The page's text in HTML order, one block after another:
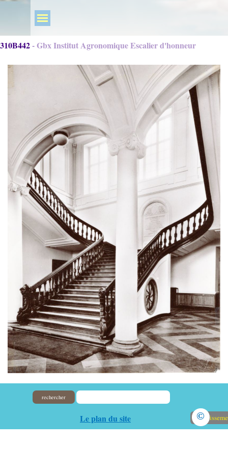
310B442 - Gbx Institut Agronomique Escalier d'honneur
rechercher
Le plan du site ©